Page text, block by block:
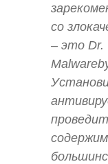
со
– это Dr.